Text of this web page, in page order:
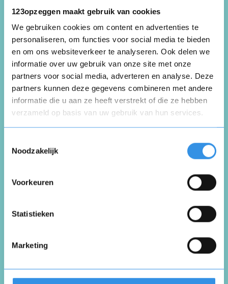
123opzeggen maakt gebruik van cookies
We gebruiken cookies om content en advertenties te
personaliseren, om functies voor social media te bieden
en om ons websiteverkeer te analyseren. Ook delen we
informatie over uw gebruik van onze site met onze
partners voor social media, adverteren en analyse. Deze
partners kunnen deze gegevens combineren met andere
informatie die u aan ze heeft verstrekt of die ze hebben
verzameld op basis van uw gebruik van hun services.
Noodzakelijk
Voorkeuren
Statistieken
Marketing
W.
Putten
10 november 2022
Graag wil ik ons abonnement op Running.nl
z.s.m. beëindigen.
Vriendelijke groet,
Ooltgensplaat
Ik vindt de onderwerpen niet meer